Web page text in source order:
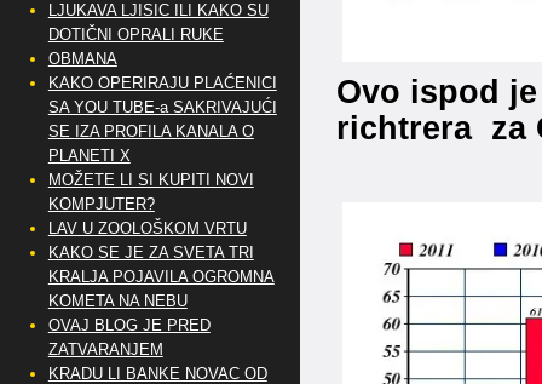
Ovo ispod
richtrera za
LJUKAVA LJISIC ILI KAKO SU
DOTIČNI OPRALI RUKE
OBMANA
KAKO OPERIRAJU PLAĆENICI
SA YOU TUBE-a SAKRIVAJUĆI
SE IZA PROFILA KANALA O
PLANETI X
MOŽETE LI SI KUPITI NOVI
KOMPJUTER?
LAV U ZOOLOŠKOM VRTU
KAKO SE JE ZA SVETA TRI
KRALJA POJAVILA OGROMNA
KOMETA NA NEBU
OVAJ BLOG JE PRED
ZATVARANJEM
KRADU LI BANKE NOVAC OD